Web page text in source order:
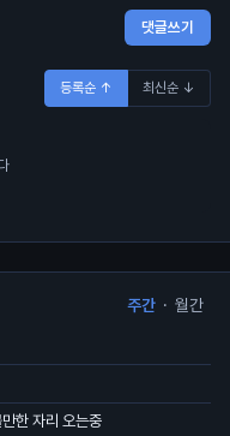
댓글쓰기
등록순 ↑ 최신순 ↓
주간 · 월간
한 자리 오는중